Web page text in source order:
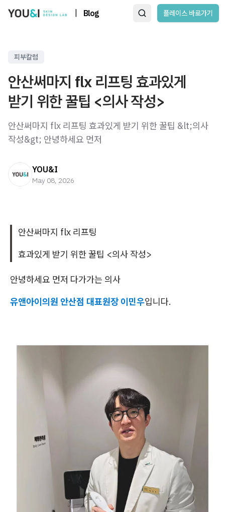
Blog 플레이스 바로가기
피부칼럼
안산써마지 flx 리프팅 효과있게
받기 위한 꿀팁 <의사 작성>
안산써마지 flx 리프팅 효과있게 받기 위한 꿀팁 &lt;의사
작성&gt; 안녕하세요 먼저
YOU&I
May 08, 2026
안산써마지 flx 리프팅
효과있게 받기 위한 꿀팁 <의사 작성>
안녕하세요 먼저 다가가는 의사
유앤아이의원 안산점 대표원장 이민우입니다.